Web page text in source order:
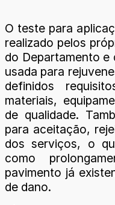
O teste para
realizado pelos
do Departamento e
usada para
definidos
materiais,
de qualidade.
para aceitação,
dos serviços, o
como
pavimento já
de dano.